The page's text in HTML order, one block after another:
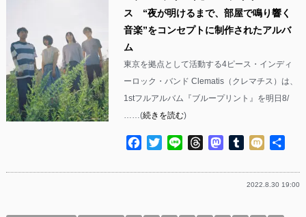
ス “夜が明けるまで、部屋で鳴り響く
音楽”をコンセプトに制作されたアルバ
ム
東京を拠点として活動する4ピース・インディ
ーロック・バンド Clematis（クレマチス）は、
1stフルアルバム『ブループリント』を明日8/
……(続きを読む)
Facebook
TwitterLine ThreadsMastodon
Tumblr
Mixi
2022.8.30 19:00